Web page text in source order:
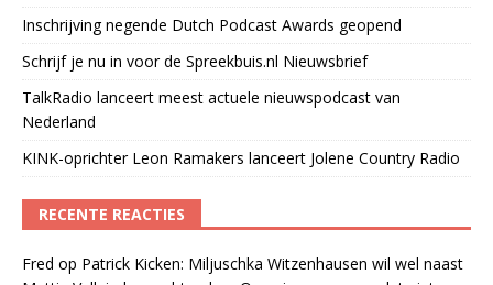
Inschrijving negende Dutch Podcast Awards geopend
Schrijf je nu in voor de Spreekbuis.nl Nieuwsbrief
TalkRadio lanceert meest actuele nieuwspodcast van
Nederland
KINK-oprichter Leon Ramakers lanceert Jolene Country Radio
RECENTE REACTIES
Fred op Patrick Kicken: Miljuschka Witzenhausen wil wel naast